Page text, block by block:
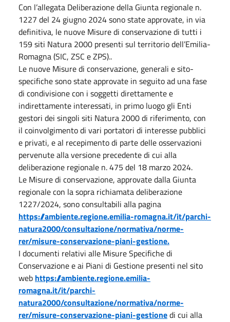
Con l’allegata Deliberazione della Giunta regionale n.
1227 del 24 giugno 2024 sono state approvate, in via
definitiva, le nuove Misure di conservazione di tutti i
159 siti Natura 2000 presenti sul territorio dell’Emilia-
Romagna (SIC, ZSC e ZPS)..
Le nuove Misure di conservazione, generali e sito-
specifiche sono state approvate in seguito ad una fase
di condivisione con i soggetti direttamente e
indirettamente interessati, in primo luogo gli Enti
gestori dei singoli siti Natura 2000 di riferimento, con
il coinvolgimento di vari portatori di interesse pubblici
e privati, e al recepimento di parte delle osservazioni
pervenute alla versione precedente di cui alla
deliberazione regionale n. 475 del 18 marzo 2024.
Le Misure di conservazione, approvate dalla Giunta
regionale con la sopra richiamata deliberazione
1227/2024, sono consultabili alla pagina
https://ambiente.regione.emilia-romagna.it/it/parchi-
natura2000/consultazione/normativa/norme-
rer/misure-conservazione-piani-gestione.
I documenti relativi alle Misure Specifiche di
Conservazione e ai Piani di Gestione presenti nel sito
web https://ambiente.regione.emilia-
romagna.it/it/parchi-
natura2000/consultazione/normativa/norme-
rer/misure-conservazione-piani-gestionedi cui alla